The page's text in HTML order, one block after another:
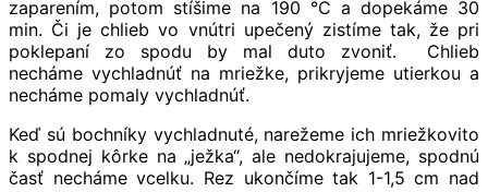
zaparením, potom stíšime na 190 °C a dopekáme 30
min. Či je chlieb vo vnútri upečený zistíme tak, že pri
poklepaní zo spodu by mal duto zvoniť. Chlieb
necháme vychladnúť na mriežke, prikryjeme utierkou a
necháme pomaly vychladnúť.
Keď sú bochníky vychladnuté, narežeme ich mriežkovito
k spodnej kôrke na „ježka“, ale nedokrajujeme, spodnú
časť necháme vcelku. Rez ukončíme tak 1-1,5 cm nad